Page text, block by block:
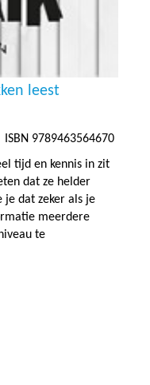
leest
9789463564670
tijd en kennis in zit
dat ze helder
je dat zeker als je
meerdere
te